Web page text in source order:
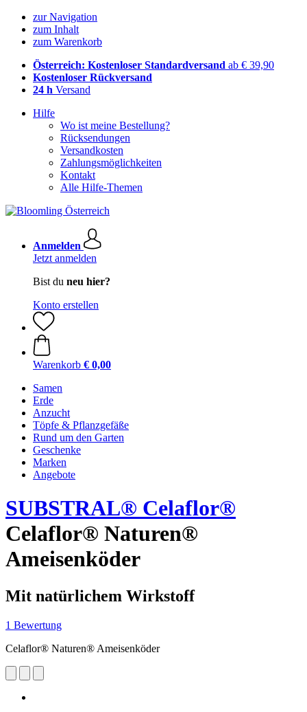
zur Navigation
zum Inhalt
zum Warenkorb
Österreich: Kostenloser Standardversand ab € 39,90
Kostenloser Rückversand
24 h Versand
Hilfe
Wo ist meine Bestellung?
Rücksendungen
Versandkosten
Zahlungsmöglichkeiten
Kontakt
Alle Hilfe-Themen
Anmelden
Jetzt anmelden
Bist du neu hier?
Konto erstellen
Warenkorb € 0,00
Samen
Erde
Anzucht
Töpfe & Pflanzgefäße
Rund um den Garten
Geschenke
Marken
Angebote
SUBSTRAL® Celaflor®
Celaflor® Naturen®
Ameisenköder
Mit natürlichem Wirkstoff
1 Bewertung
Celaflor® Naturen® Ameisenköder